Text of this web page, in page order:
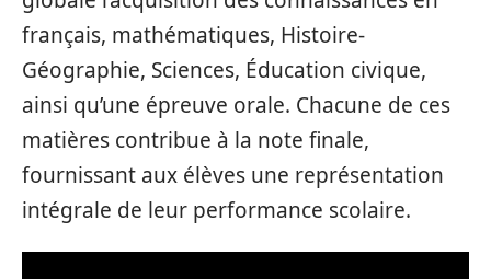
français, mathématiques, Histoire-
Géographie, Sciences, Éducation civique,
ainsi qu’une épreuve orale. Chacune de ces
matières contribue à la note finale,
fournissant aux élèves une représentation
intégrale de leur performance scolaire.